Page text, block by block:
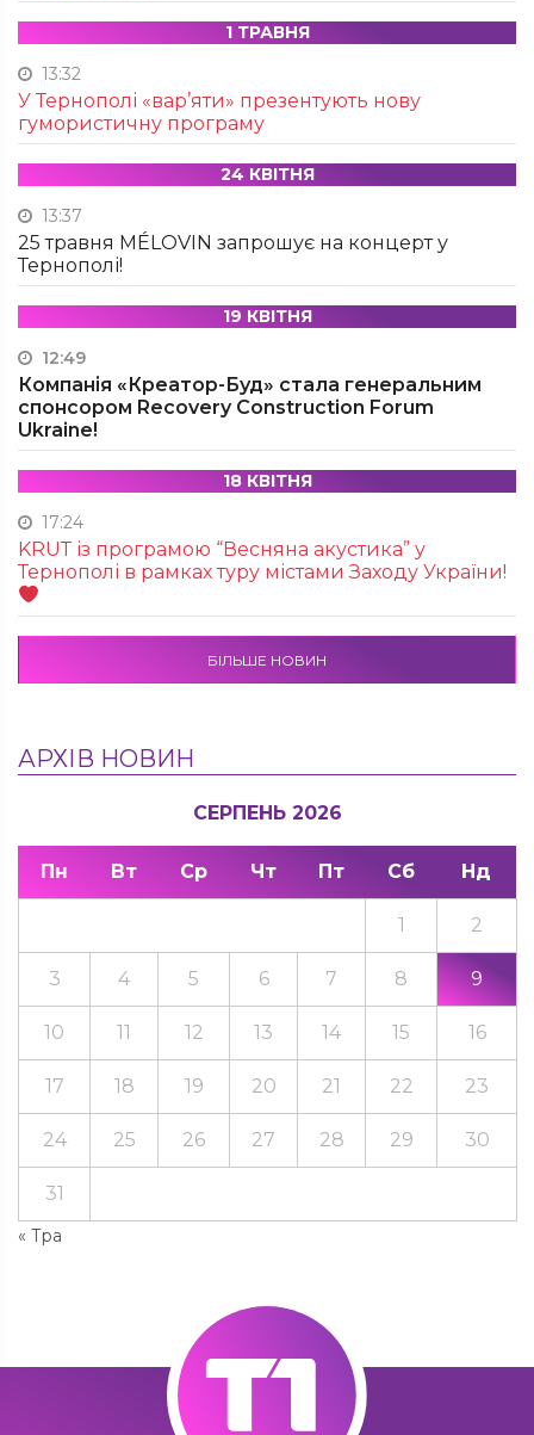
1 ТРАВНЯ
13:32
У Тернополі «вар’яти» презентують нову
гумористичну програму
24 КВІТНЯ
13:37
25 травня MÉLOVIN запрошує на концерт у
Тернополі!
19 КВІТНЯ
12:49
Компанія «Креатор-Буд» стала генеральним
спонсором Recovery Construction Forum
Ukraine!
18 КВІТНЯ
17:24
KRUТ із програмою “Весняна акустика” у
Тернополі в рамках туру містами Заходу України!
БІЛЬШЕ НОВИН
АРХІВ НОВИН
СЕРПЕНЬ 2026
Пн Вт Ср Чт Пт Сб Нд
« Тра
1 2
3 4 5 6 7 8 9
10 11 12 13 14 15 16
17 18 19 20 21 22 23
24 25 26 27 28 29 30
31